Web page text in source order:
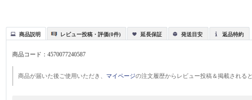
商品説明 レビュー投稿・評価(0件) 延長保証 発送目安 返品特約
商品コード：4570077240587
商品が届いた後ご使用いただき、 マイページの注文履歴からレビュー投稿＆掲載されると